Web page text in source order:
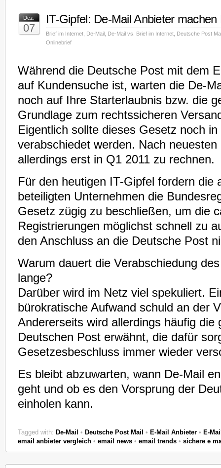
Dez.
07
IT-Gipfel: De-Mail Anbieter machen
Brief im Internet De-Mail De-Mail vs. Brief im Internet Deutsche Post
Onlinebrief
Während die Deutsche Post mit dem
auf Kundensuche ist, warten die De-
noch auf Ihre Starterlaubnis bzw. die
Grundlage zum rechtssicheren
Eigentlich sollte dieses Gesetz noch
verabschiedet werden. Nach
allerdings erst in Q1 2011 zu rechnen.
Für den heutigen IT-Gipfel fordern die
beteiligten Unternehmen die
Gesetz zügig zu beschließen, um die
Registrierungen möglichst schnell zu
den Anschluss an die Deutsche Post
Warum dauert die Verabschiedung
lange?
Darüber wird im Netz viel spekuliert.
bürokratische Aufwand schuld an der
Andererseits wird allerdings häufig die
Deutschen Post erwähnt, die dafür
Gesetzesbeschluss immer wieder
Es bleibt abzuwarten, wann De-Mail
geht und ob es den Vorsprung der
einholen kann.
Tagged with: De-Mail • Deutsche Post Mail • E-Mail Anbieter • E-
email anbieter vergleich • email news • email trends • sichere e